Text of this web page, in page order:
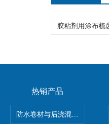
热销产品
防水卷材与后浇混凝土剥离强